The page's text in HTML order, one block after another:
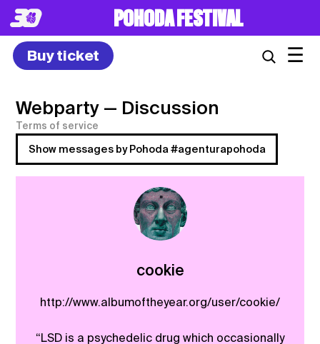
POHODA FESTIVAL
Buy ticket ☰
Webparty — Discussion
Terms of service
Show messages by Pohoda #agenturapohoda
cookie
http://www.albumoftheyear.org/user/cookie/
“LSD is a psychedelic drug which occasionally